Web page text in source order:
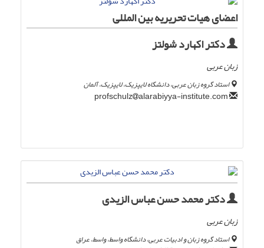
اعضای هیات تحریریه بین المللی
دکتر اکهارد شولتز
زبان عربی
استاد گروه زبان عربی، دانشگاه لایپزیک، لایپزیک، آلمان
alarabiyya-institute.com
دکتر محمد حسن عباس الزیدی
زبان عربی
استاد گروه زبان و ادبیات عربی، دانشگاه واسط، واسط، عراق